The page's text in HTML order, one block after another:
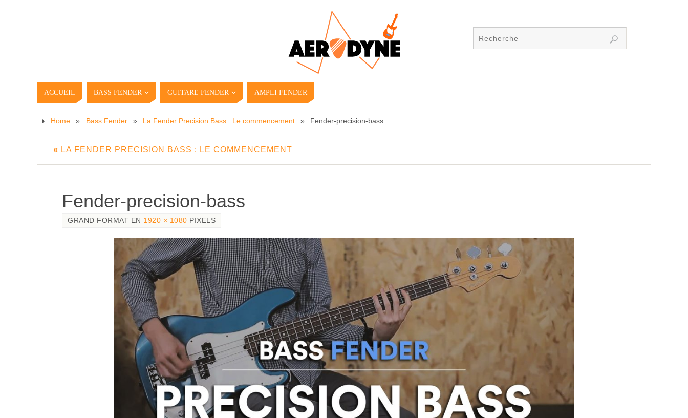
ACCUEIL BASS FENDER GUITARE FENDER AMPLI FENDER
Home » Bass Fender » La Fender Precision Bass : Le commencement » Fender-precision-bass
« LA FENDER PRECISION BASS : LE COMMENCEMENT
Fender-precision-bass
GRAND FORMAT EN 1920 × 1080 PIXELS